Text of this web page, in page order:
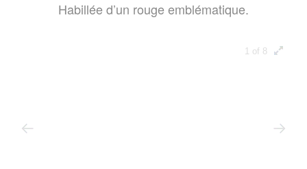
Habillée d’un rouge emblématique.
1 of 8